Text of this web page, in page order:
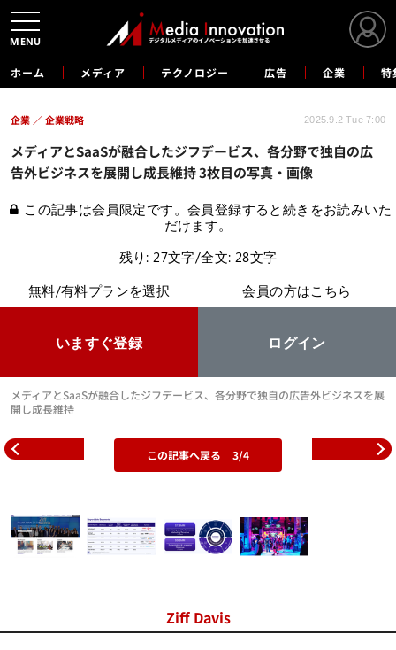
ホーム メディア テクノロジー 広告 企業 特
メディアとSaaSが融合したジフデービス、各分野で独自の広
告外ビジネスを展開し成長維持 3枚目の写真・画像
企業 企業戦略 2025.9.2 Tue 7:00
この記事は会員限定です。会員登録すると続きをお読みいた
だけます。
残り: 27文字/全文: 28文字
無料/有料プランを選択
いますぐ登録
会員の方はこちら
ログイン
メディアとSaaSが融合したジフデービス、各分野で独自の広告外ビジネスを展
開し成長維持
この記事へ戻る 3/4
Ziff Davis
MENU